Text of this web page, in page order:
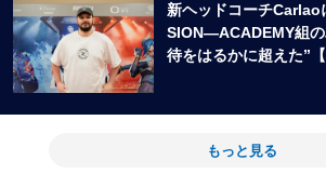
新ヘッドコーチCarlao
SION―ACADEMY組の
待をはるかに超えた”
もっと見る